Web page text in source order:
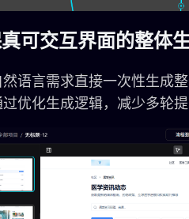
可交互界面的整体
语言需求直接一次性生成
优化生成逻辑，减少多轮